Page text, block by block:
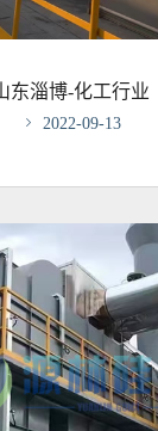
东淄博-化工行业
 2022-09-13